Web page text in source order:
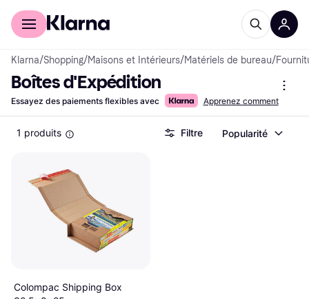
Acheter avec Klarna
Klarna/Shopping/Maisons et Intérieurs/Matériels de bureau/
Boîtes d'Expédition
Essayez des paiements flexibles avec Apprenez comment
1 produits Filtre Popularité
Colompac Shipping Box